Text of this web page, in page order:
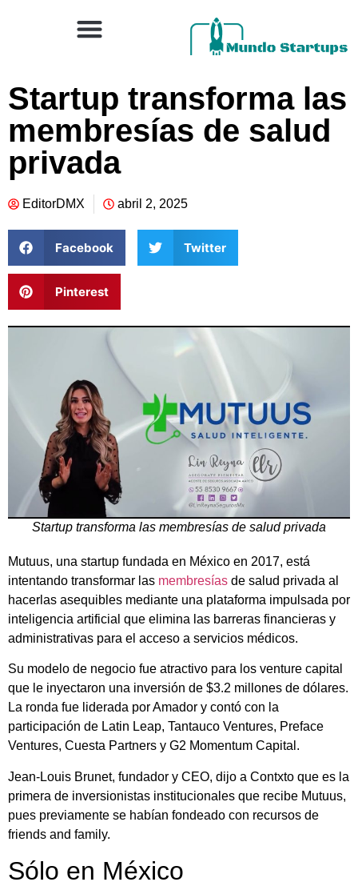
Startup transforma las
membresías de salud
privada
EditorDMX abril 2, 2025
Facebook Twitter
Pinterest
Startup transforma las membresías de salud privada
Mutuus, una startup fundada en México en 2017, está
intentando transformar las membresías de salud privada al
hacerlas asequibles mediante una plataforma impulsada por
inteligencia artificial que elimina las barreras financieras y
administrativas para el acceso a servicios médicos.
Su modelo de negocio fue atractivo para los venture capital
que le inyectaron una inversión de $3.2 millones de dólares.
La ronda fue liderada por Amador y contó con la
participación de Latin Leap, Tantauco Ventures, Preface
Ventures, Cuesta Partners y G2 Momentum Capital.
Jean-Louis Brunet, fundador y CEO, dijo a Contxto que es la
primera de inversionistas institucionales que recibe Mutuus,
pues previamente se habían fondeado con recursos de
friends and family.
Sólo en México